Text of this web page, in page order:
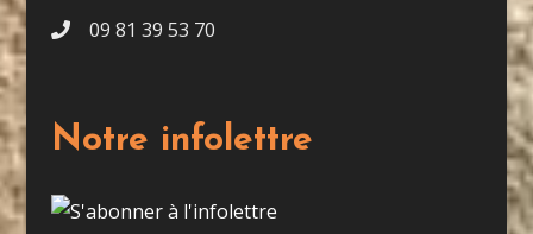
09 81 39 53 70
Notre infolettre